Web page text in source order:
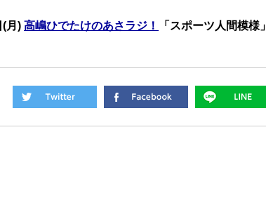
(月) 高嶋ひでたけのあさラジ！ 「スポーツ人間模様」